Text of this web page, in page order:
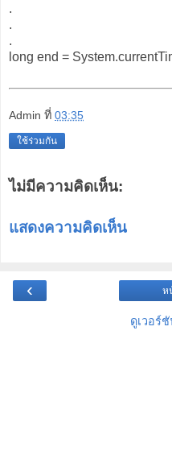
.
.
.
long end =
Admin ที่ 03:35
ใช้ร่วมกัน
ไม่มีความคิดเห็น:
แสดงความคิดเห็น
‹ ห
ดูเวอร์